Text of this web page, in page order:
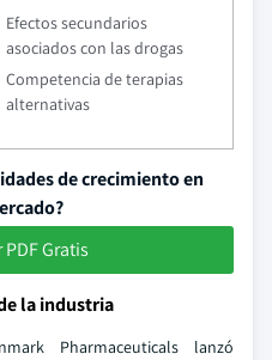
Efectos secundarios
asociados con las drogas
Competencia de terapias
alternativas
de crecimiento en
Gratis
la industria
Pharmaceuticals lanzó